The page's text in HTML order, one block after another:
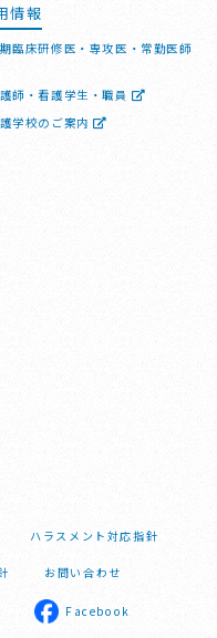
情報
臨床研修医・専攻医・常勤医師
師・看護学生・職員
学校のご案内
ハラスメント対応指針
お問い合わせ
Facebook